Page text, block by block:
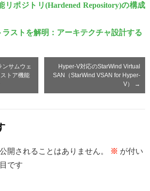
リポジトリ(Hardened Repository)の構成
ラストを解明：アーキテクチャ設計する
ンサムウェ
トア機能
Hyper-V対応のStarWind Virtual
SAN（StarWind VSAN for Hyper-
V）
→
開されることはありません。 ※ が付い
です